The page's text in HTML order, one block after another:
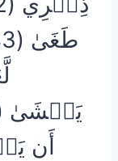
يَخۡشَىٰ (44)
أَن